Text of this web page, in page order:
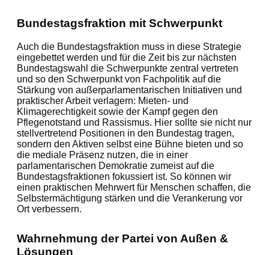
Bundestagsfraktion mit Schwerpunkt
Auch die Bundestagsfraktion muss in diese Strategie
eingebettet werden und für die Zeit bis zur nächsten
Bundestagswahl die Schwerpunkte zentral vertreten
und so den Schwerpunkt von Fachpolitik auf die
Stärkung von außerparlamentarischen Initiativen und
praktischer Arbeit verlagern: Mieten- und
Klimagerechtigkeit sowie der Kampf gegen den
Pflegenotstand und Rassismus. Hier sollte sie nicht nur
stellvertretend Positionen in den Bundestag tragen,
sondern den Aktiven selbst eine Bühne bieten und so
die mediale Präsenz nutzen, die in einer
parlamentarischen Demokratie zumeist auf die
Bundestagsfraktionen fokussiert ist. So können wir
einen praktischen Mehrwert für Menschen schaffen, die
Selbstermächtigung stärken und die Verankerung vor
Ort verbessern.
Wahrnehmung der Partei von Außen &
Lösungen